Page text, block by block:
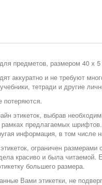
предметов, размером 40 х
аккуратно и не требуют
тетради и другие
потеряются.
этикеток, выбрав
предлагаемых
информация, в том числе
ограничен размерами
красиво и была
большего размера.
Вами этикетки, не